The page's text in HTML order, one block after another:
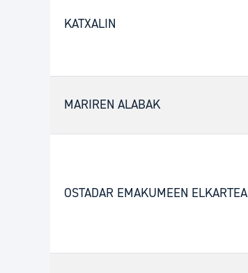
KATXALIN
MARIREN ALABAK
OSTADAR EMAKUMEEN ELKARTEA